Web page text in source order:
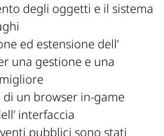
degli oggetti e il sistema
ed estensione dell’
una gestione e una
un browser in-game
interfaccia
pubblici sono stati